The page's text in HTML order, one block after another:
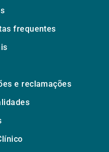
frequentes
e reclamações